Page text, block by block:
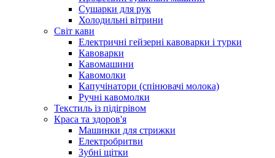
Сушарки для рук
Холодильні вітрини
Світ кави
Електричні гейзерні кавоварки і турки
Кавоварки
Кавомашини
Кавомолки
Капучінатори (спінювачі молока)
Ручні кавомолки
Текстиль із підігрівом
Краса та здоров'я
Машинки для стрижки
Електробритви
Зубні щітки